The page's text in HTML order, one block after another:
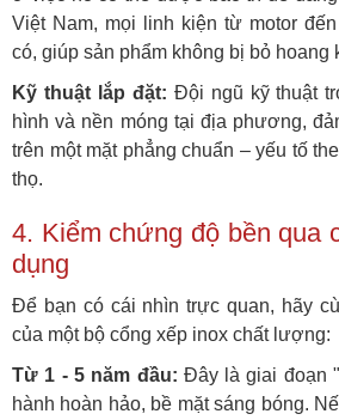
Việt Nam, mọi linh kiện từ motor
có, giúp sản phẩm không bị bỏ hoang
Kỹ thuật lắp đặt: Đội ngũ kỹ thuật
hình và nền móng tại địa phương,
trên một mặt phẳng chuẩn – yếu tố
thọ.
4. Kiểm chứng độ bền qua
dụng
Để bạn có cái nhìn trực quan, hãy
của một bộ cổng xếp inox chất lượng:
Từ 1 - 5 năm đầu: Đây là giai đoạn
hành hoàn hảo, bề mặt sáng bóng.